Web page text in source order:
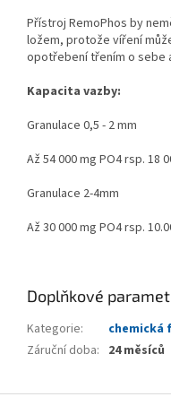
Přístroj RemoPhos by
ložem, protože víření
opotřebení třením o sebe
Kapacita vazby:
Granulace 0,5 - 2 mm
Až 54 000 mg PO4 rsp. 18
Granulace 2-4mm
Až 30 000 mg PO4 rsp.
Doplňkové
Kategorie:
chemická
Záruční doba: 24 měsíců